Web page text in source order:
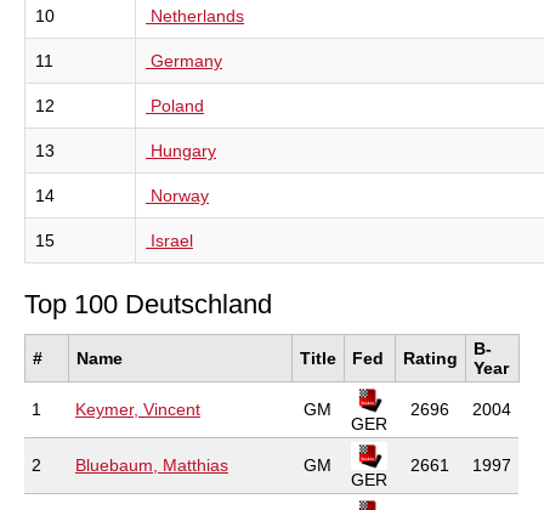
10 Netherlands
11 Germany
12 Poland
13 Hungary
14 Norway
15 Israel
Top 100 Deutschland
# Name Title Fed Rating
B-
Year
1 Keymer, Vincent GM
GER
2696 2004
2 Bluebaum, Matthias GM
GER
2661 1997